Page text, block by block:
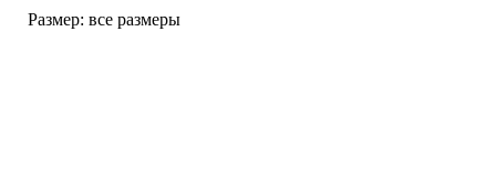
Размер: все размеры